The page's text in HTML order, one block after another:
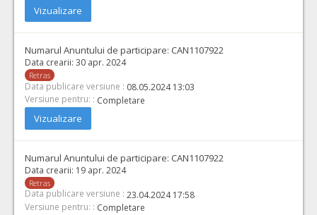
Vizualizare
Numarul Anuntului de participare: CAN1107922
Data crearii: 30 apr. 2024
Retras
Data publicare versiune : 08.05.2024 13:03
Versiune pentru: : Completare
Vizualizare
Numarul Anuntului de participare: CAN1107922
Data crearii: 19 apr. 2024
Retras
Data publicare versiune : 23.04.2024 17:58
Versiune pentru: : Completare